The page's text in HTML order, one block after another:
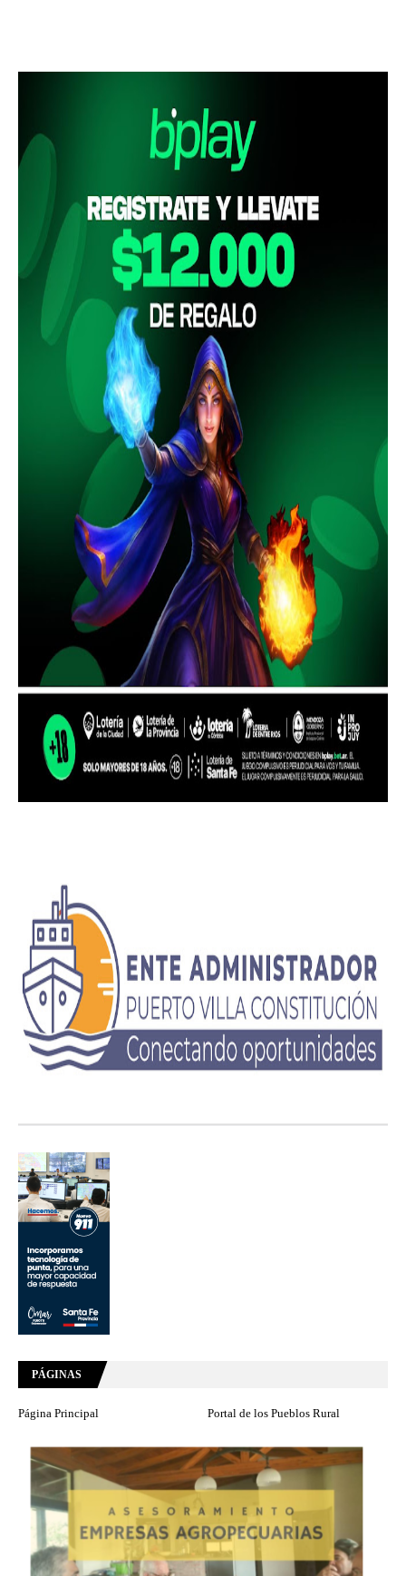
PÁGINAS
Página Principal Portal de los Pueblos Rural